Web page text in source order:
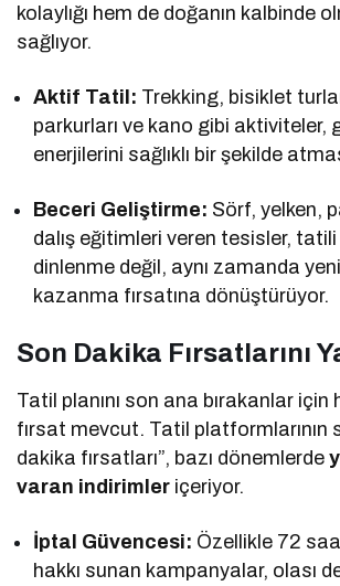
kolaylığı hem de doğanın kalbinde
sağlıyor.
Aktif Tatil: Trekking, bisiklet
parkurları ve kano gibi aktiviteler,
enerjilerini sağlıklı bir şekilde
Beceri Geliştirme: Sörf, yelken,
dalış eğitimleri veren tesisler,
dinlenme değil, aynı zamanda
kazanma fırsatına dönüştürüyor.
Son Dakika Fırsatlarını
Tatil planını son ana bırakanlar için
fırsat mevcut. Tatil platformlarının
dakika fırsatları”, bazı dönemlerde
varan indirimler içeriyor.
İptal Güvencesi: Özellikle 72
hakkı sunan kampanyalar, olası